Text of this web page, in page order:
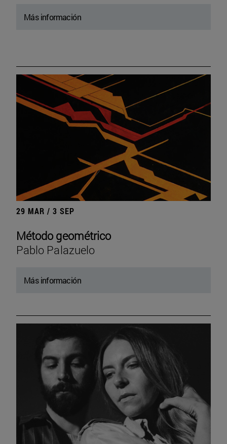
Más información
29 MAR / 3 SEP
Método geométrico
Pablo Palazuelo
Más información